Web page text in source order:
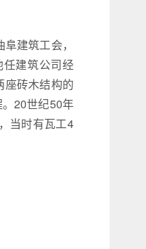
建筑工会，
建筑公司经
座砖木结构的
20世纪50年
当时有瓦工4